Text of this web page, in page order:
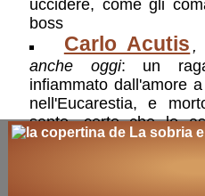
uccidere, come gli
boss
Carlo Acutis ,
anche oggi: un
infiammato dall'amore
nell'Eucarestia, e
santo, certo che lo
appagante oltre ogni